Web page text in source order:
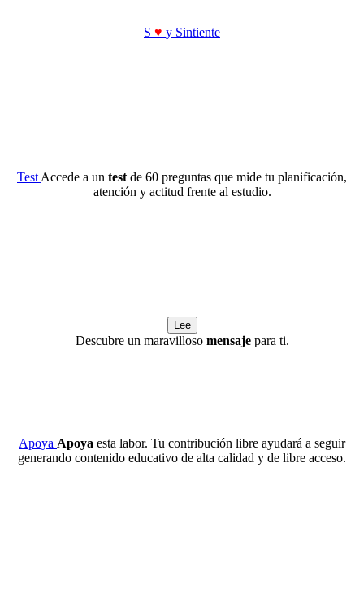
S ♥ y Sintiente
Test Accede a un test de 60 preguntas que mide tu planificación,
atención y actitud frente al estudio.
Lee
Descubre un maravilloso mensajepara ti.
Apoya Apoya esta labor. Tu contribución libre ayudará a seguir
generando contenido educativo de alta calidad y de libre acceso.